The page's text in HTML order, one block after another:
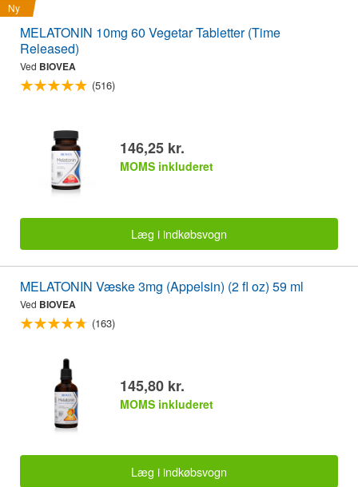
Ny
MELATONIN 10mg 60 Vegetar Tabletter (Time
Released)
Ved BIOVEA
(516)
146,25 kr.
MOMS inkluderet
Læg i indkøbsvogn
MELATONIN Væske 3mg (Appelsin) (2 fl oz) 59 ml
Ved BIOVEA
(163)
145,80 kr.
MOMS inkluderet
Læg i indkøbsvogn